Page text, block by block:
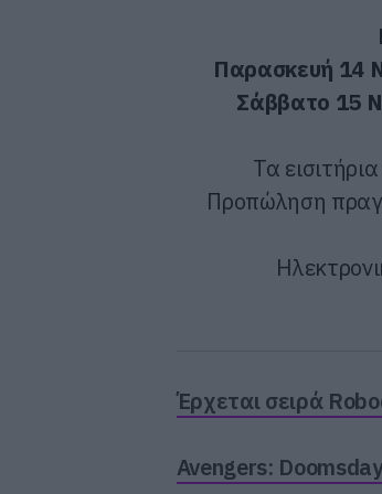
Παρασκευή 14
Σάββατο 15
Τα
Προπώληση
Έρχεται σειρά
Avengers: